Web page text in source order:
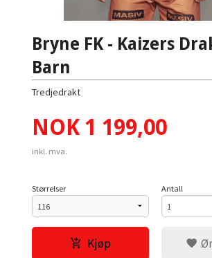
Bryne FK - Kaizers
Barn
Tredjedrakt
Pris
NOK 1 199,00
inkl. mva.
Størrelser Antall
Kjøp